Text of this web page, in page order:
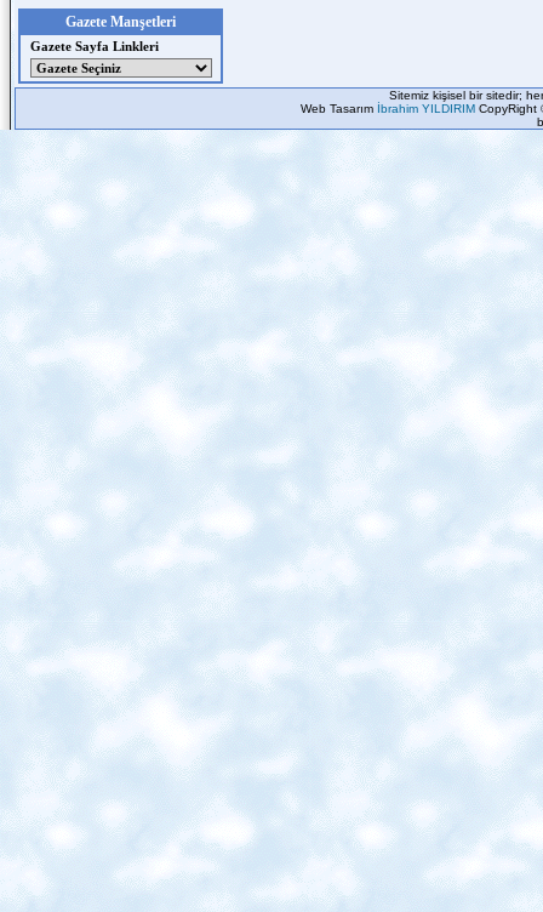
Gazete Manşetleri
Gazete Sayfa Linkleri
Sitemiz kişisel bir sitedir;
Web Tasarım İbrahim YILDIRIM CopyRight